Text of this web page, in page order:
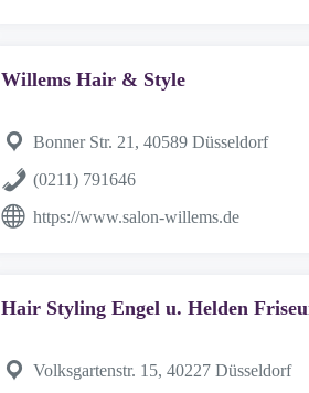
Willems Hair & Style
Bonner Str. 21, 40589 Düsseldorf
(0211) 791646
https://www.salon-willems.de
Hair Styling Engel u. Helden
Volksgartenstr. 15, 40227 Düsseldorf